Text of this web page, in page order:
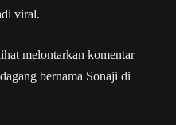
viral.
melontarkan komentar
bernama Sonaji di